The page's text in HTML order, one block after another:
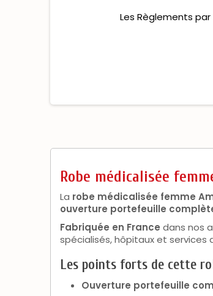
Les Règlements
Robe médicalisée
La robe médicalisée femme
ouverture portefeuille
Fabriquée en France dans nos
spécialisés, hôpitaux et services
Les points forts de cette
Ouverture portefeuille